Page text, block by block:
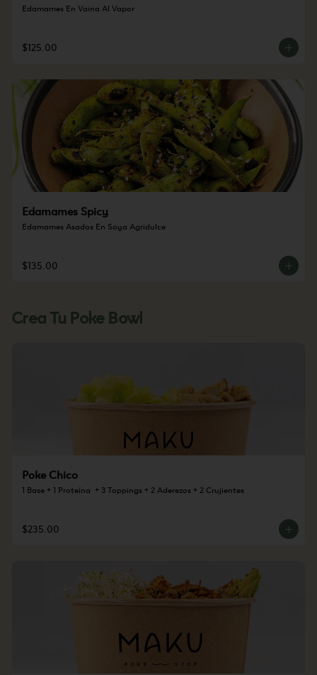
Edamames En Vaina Al Vapor
$125.00
Edamames Spicy
Edamames Asados En Soya Agridulce
$135.00
Crea Tu Poke Bowl
Poke Chico
1 Base + 1 Proteína  + 3 Toppings + 2 Aderezos + 2 Crujientes
$235.00